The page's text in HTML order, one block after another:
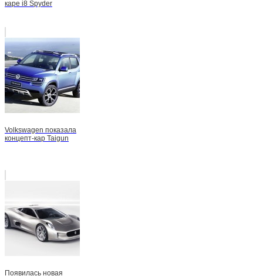
каре i8 Spyder
Volkswagen показала
концепт-кар Taigun
Появилась новая